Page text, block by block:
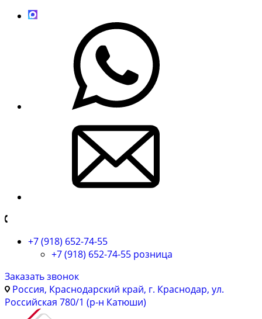
+7 (918) 652-74-55
+7 (918) 652-74-55 розница
Заказать звонок
Россия, Краснодарский край, г. Краснодар, ул.
Российская 780/1 (р-н Катюши)